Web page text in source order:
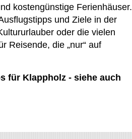
kostengünstige Ferienhäuser.
und Ziele in der
oder die vielen
Reisende, die „nur“ auf
für Klappholz - siehe auch